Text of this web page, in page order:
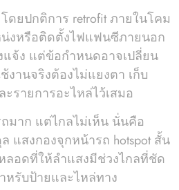
ดยปกติการ retrofit ภายในโคม
งหรือติดตั้งไฟแฟนซีภายนอก
จ้ง แต่ข้อกำหนดอาจเปลี่ยน
งานจริงต้องไม่แยงตา เก็บ
รายการอะไหล่ไว้เสมอ
มาก แต่ไกลไม่เห็น นั่นคือ
แสงกองจุกหน้ารถ hotspot สั้น
ลอดที่ให้ลำแสงมีช่วงไกลที่ชัด
หรับป้ายและไหล่ทาง